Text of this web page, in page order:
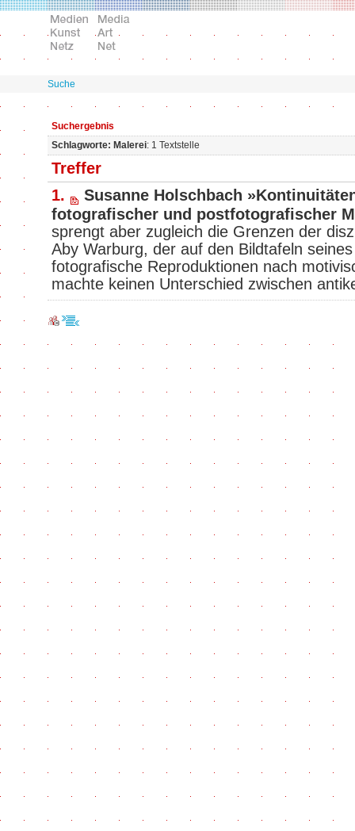
Suche
Suchergebnis
Schlagworte: Malerei: 1 Textstelle
Treffer
1.
Susanne Holschbach
fotografischer und postfotografischer
sprengt aber zugleich die Grenzen der
Aby Warburg, der auf den Bildtafeln
fotografische Reproduktionen nach
machte keinen Unterschied zwischen